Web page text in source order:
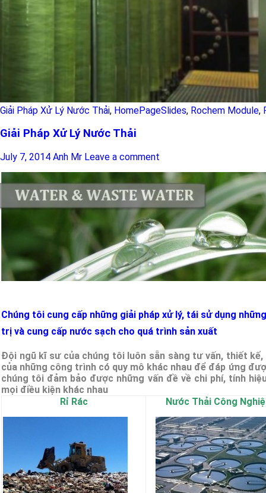
Giải Pháp Xử Lý Nước Thải, HomePageSlides, Rochem Module,
Giải Pháp Xử Lý Nước Thải
July 7, 2014 Anh Mr Leave a comment
Chúng tôi cung cấp những giải pháp xử lý, tái sử dụng
trị và cung cấp nước sạch cho quá trình sản xuất
Đội ngũ kĩ sư của chúng tôi luôn sẵn sàng tư vấn, thiết
của những công trình có quy mô khác nhau để đáp ứng
chúng tôi đảm bảo được những vấn đề về chi phí, tính
mọi điều kiện khác nhau
Rỉ Rác
Nước Thải Công